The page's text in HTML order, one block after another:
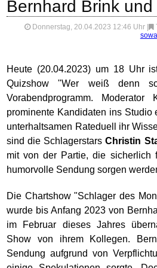
Bernhard Brink
Donnerstag, 20.04.2023 12:46 Uhr
Heute (20.04.2023) um 18 Uhr
Quizshow "Wer weiß denn
Vorabendprogramm.
prominente Kandidaten ins Studio
unterhaltsamen Rateduell ihr
sind die SchlagerstarsChristin
mit von der Partie, die sicherlich
humorvolle Sendung sorgen
Die Chartshow "Schlager des
wurde bis Anfang 2023 von
im Februar dieses Jahres
Show von ihrem Kollegen.
Sendung aufgrund von